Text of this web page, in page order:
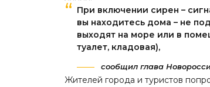
При включении сирен –
вы находитесь дома – не
выходят на море или в
туалет, кладовая),
сообщил глава
Жителей города и туристов